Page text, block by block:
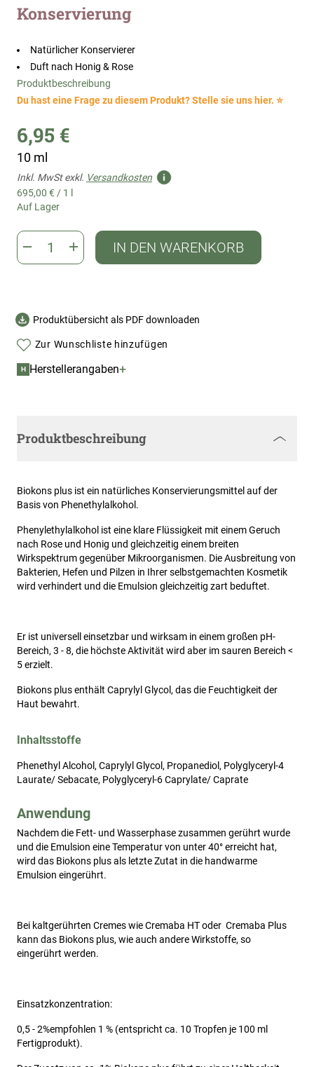
der
Konservierung
Natürlicher Konservierer
Duft nach Honig & Rose
Produktbeschreibung
Du hast eine Frage zu diesem Produkt? Stelle sie uns hier. ⭐
6,95 €
10 ml
Inkl. MwSt exkl. Versandkosten
695,00 € / 1 l
Auf Lager
IN DEN WARENKORB
Produktübersicht als PDF downloaden
Zur Wunschliste hinzufügen
H Herstellerangaben+
Produktbeschreibung
Biokons plus ist ein natürliches Konservierungsmittel auf der
Basis von Phenethylalkohol.
Phenylethylalkohol ist eine klare Flüssigkeit mit einem Geruch
nach Rose und Honig und gleichzeitig einem breiten
Wirkspektrum gegenüber Mikroorganismen. Die Ausbreitung von
Bakterien, Hefen und Pilzen in Ihrer selbstgemachten Kosmetik
wird verhindert und die Emulsion gleichzeitig zart beduftet.
Er ist universell einsetzbar und wirksam in einem großen pH-
Bereich, 3 - 8, die höchste Aktivität wird aber im sauren Bereich <
5 erzielt.
Biokons plus enthält Caprylyl Glycol, das die Feuchtigkeit der
Haut bewahrt.
Inhaltsstoffe
Phenethyl Alcohol, Caprylyl Glycol, Propanediol, Polyglyceryl-4
Laurate/ Sebacate, Polyglyceryl-6 Caprylate/ Caprate
Anwendung
Nachdem die Fett- und Wasserphase zusammen gerührt wurde
und die Emulsion eine Temperatur von unter 40° erreicht hat,
wird das Biokons plus als letzte Zutat in die handwarme
Emulsion eingerührt.
Bei kaltgerührten Cremes wie Cremaba HT oder  Cremaba Plus
kann das Biokons plus, wie auch andere Wirkstoffe, so
eingerührt werden.
Einsatzkonzentration:
0,5 - 2%empfohlen 1 % (entspricht ca. 10 Tropfen je 100 ml
Fertigprodukt).